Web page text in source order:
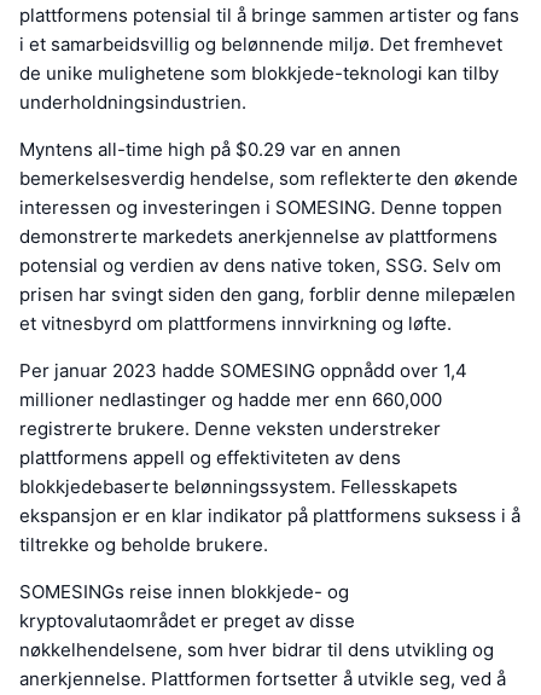
plattformens potensial til å bringe sammen artister og fans
i et samarbeidsvillig og belønnende miljø. Det fremhevet
de unike mulighetene som blokkjede-teknologi kan tilby
underholdningsindustrien.
Myntens all-time high på $0.29 var en annen
bemerkelsesverdig hendelse, som reflekterte den økende
interessen og investeringen i SOMESING. Denne toppen
demonstrerte markedets anerkjennelse av plattformens
potensial og verdien av dens native token, SSG. Selv om
prisen har svingt siden den gang, forblir denne milepælen
et vitnesbyrd om plattformens innvirkning og løfte.
Per januar 2023 hadde SOMESING oppnådd over 1,4
millioner nedlastinger og hadde mer enn 660,000
registrerte brukere. Denne veksten understreker
plattformens appell og effektiviteten av dens
blokkjedebaserte belønningssystem. Fellesskapets
ekspansjon er en klar indikator på plattformens suksess i å
tiltrekke og beholde brukere.
SOMESINGs reise innen blokkjede- og
kryptovalutaområdet er preget av disse
nøkkelhendelsene, som hver bidrar til dens utvikling og
anerkjennelse. Plattformen fortsetter å utvikle seg, ved å